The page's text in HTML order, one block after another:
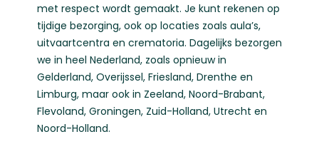
met respect wordt gemaakt. Je kunt rekenen op
tijdige bezorging, ook op locaties zoals aula’s,
uitvaartcentra en crematoria. Dagelijks bezorgen
we in heel Nederland, zoals opnieuw in
Gelderland, Overijssel, Friesland, Drenthe en
Limburg, maar ook in Zeeland, Noord-Brabant,
Flevoland, Groningen, Zuid-Holland, Utrecht en
Noord-Holland.